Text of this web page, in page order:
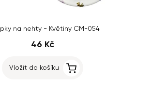
na nehty - Květiny CM-054
46 Kč
Vložit do košíku